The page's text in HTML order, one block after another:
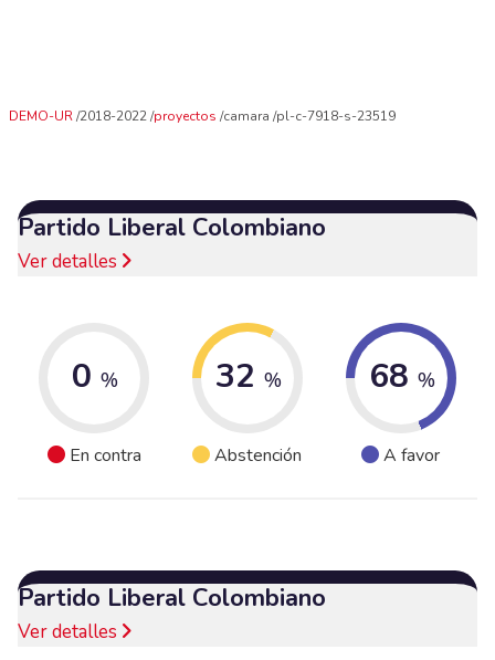
DEMO-UR 2018-2022 proyectos camara pl-c-7918-s-23519
Partido Liberal Colombiano
Ver detalles
0 %
En contra
32 %
Abstención
68 %
A favor
Partido Liberal Colombiano
Ver detalles